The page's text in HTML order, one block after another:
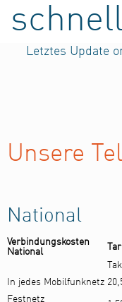
schnell
Letztes Update